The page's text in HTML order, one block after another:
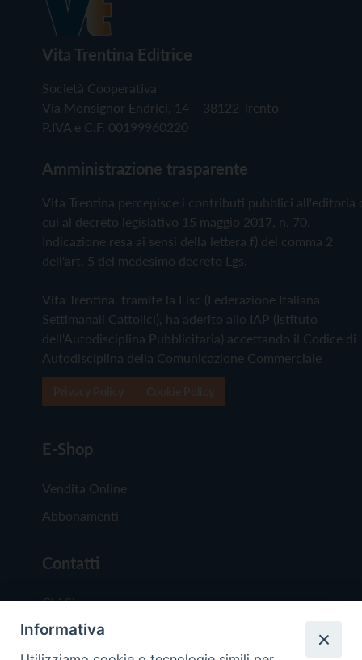
Vita Trentina Editrice
Società Cooperativa
Via Monsignor Endrici, 14 – 38122 Trento
P.IVA e C.F. 00199960220
Amministrazione trasparente
Vita Trentina percepisce i contributi pubblici all'editoria
cui al decreto legislativo 15 maggio 2017, n. 70.
Indicazione resa ai sensi della lettera f) del comma 2
dell'art. 5 del medesimo decreto Lgs.
Vita Trentina, tramite la Fisc (Federazione Italiana
Settimanali Cattolici), ha aderito allo IAP (Istituto
dell'Autodisciplina Pubblicitaria) accettando il Codice di
Autodisciplina della Comunicazione Commerciale
E-Shop
Vendita Online
Abbonamenti
Contatti
Chi Siamo
Redazione
Informativa